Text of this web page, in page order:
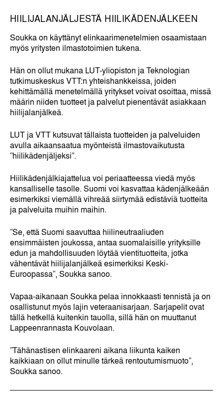
HIILIJALANJÄLJESTÄ HIILIKÄDENJÄLKEEN
Soukka on käyttänyt elinkaarimenetelmien osaamistaan
myös yritysten ilmastotoimien tukena.
Hän on ollut mukana LUT-yliopiston ja Teknologian
tutkimuskeskus VTT:n yhteishankkeissa, joiden
kehittämällä menetelmällä yritykset voivat osoittaa, missä
määrin niiden tuotteet ja palvelut pienentävät asiakkaan
hiilijalanjälkeä.
LUT ja VTT kutsuvat tällaista tuotteiden ja palveluiden
avulla aikaansaatua myönteistä ilmastovaikutusta
”hiilikädenjäljeksi”.
Hiilikädenjälkiajattelua voi periaatteessa viedä myös
kansalliselle tasolle. Suomi voi kasvattaa kädenjälkeään
esimerkiksi viemällä vihreää siirtymää edistäviä tuotteita
ja palveluita muihin maihin.
”Se, että Suomi saavuttaa hiilineutraaliuden
ensimmäisten joukossa, antaa suomalaisille yrityksille
edun ja mahdollisuuden löytää vientituotteita, jotka
vähentävät hiilijalanjälkeä esimerkiksi Keski-
Euroopassa”, Soukka sanoo.
Vapaa-aikanaan Soukka pelaa innokkaasti tennistä ja on
osallistunut myös lajin veteraanisarjaan. Sarjapelit ovat
tällä hetkellä kuitenkin tauolla, sillä hän on muuttanut
Lappeenrannasta Kouvolaan.
”Tähänastisen elinkaareni aikana liikunta kaiken
kaikkiaan on ollut minulle tärkeä rentoutumismuoto”,
Soukka sanoo.